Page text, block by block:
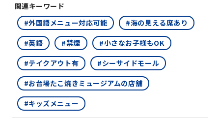
関連キーワード
#外国語メニュー対応可能
#海の見える席あり
#英語 #禁煙 #小さなお子様もOK
#テイクアウト有 #シーサイドモール
#お台場たこ焼きミュージアムの店舗
#キッズメニュー